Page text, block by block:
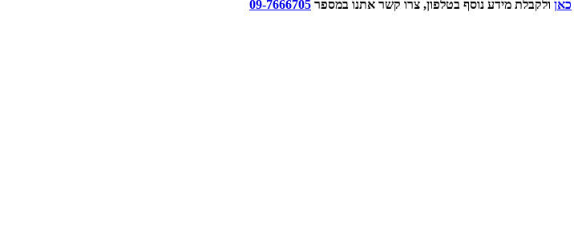
כאן ולקבלת מידע נוסף בטלפון, צרו קשר אתנו במספר 09-7666705